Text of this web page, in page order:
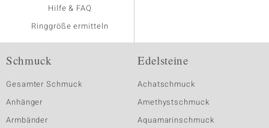
Hilfe & FAQ
Ringgröße ermitteln
Schmuck
Gesamter Schmuck
Anhänger
Armbänder
Edelsteine
Achatschmuck
Amethystschmuck
Aquamarinschmuck